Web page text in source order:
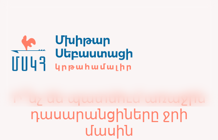
Ի՞նչ են պատմում առաջին
դասարանցիները ջրի
մասին